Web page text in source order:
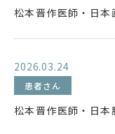
松本晋作医師・日
2026.03.24
患者さん
松本晋作医師・日